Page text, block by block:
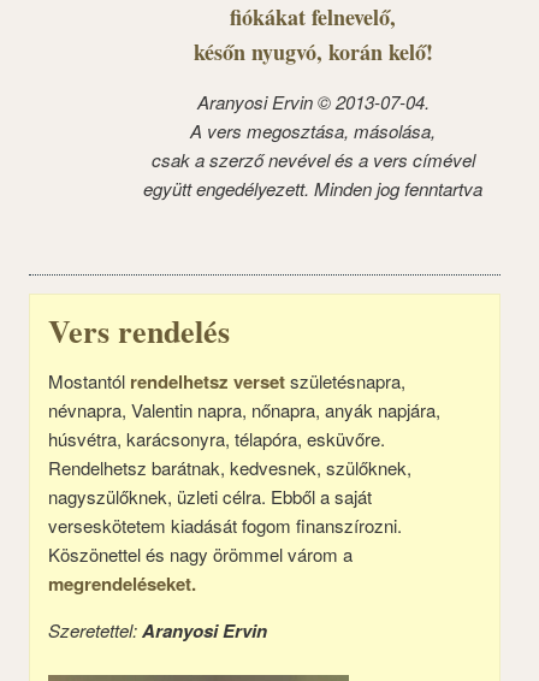
fiókákat felnevelő,
későn nyugvó, korán kelő!
Aranyosi Ervin © 2013-07-04.
A vers megosztása, másolása,
csak a szerző nevével és a vers címével
együtt engedélyezett. Minden jog fenntartva
Vers rendelés
Mostantól rendelhetsz versetszületésnapra,
névnapra, Valentin napra, nőnapra, anyák napjára,
húsvétra, karácsonyra, télapóra, esküvőre.
Rendelhetsz barátnak, kedvesnek, szülőknek,
nagyszülőknek, üzleti célra. Ebből a saját
verseskötetem kiadását fogom finanszírozni.
Köszönettel és nagy örömmel várom a
megrendeléseket.
Szeretettel:Aranyosi Ervin